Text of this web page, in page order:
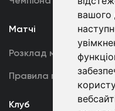
вашого
Матчі
Розклад матчів
Правила поведінки
Клуб